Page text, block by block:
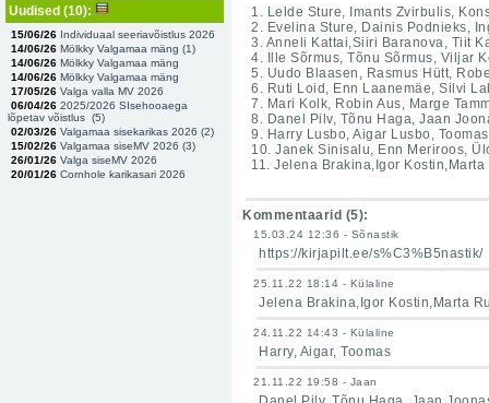
Uudised (10):
15/06/26 Individuaal seeriavõistlus 2026
14/06/26 Mölkky Valgamaa mäng (1)
14/06/26 Mölkky Valgamaa mäng
14/06/26 Mölkky Valgamaa mäng
17/05/26 Valga valla MV 2026
06/04/26 2025/2026 SIsehooaega
lõpetav võistlus (5)
02/03/26 Valgamaa sisekarikas 2026 (2)
15/02/26 Valgamaa siseMV 2026 (3)
26/01/26 Valga siseMV 2026
20/01/26 Cornhole karikasari 2026
1. Lelde Sture, Imants Zvirbulis,
2. Evelina Sture, Dainis Podnieks,
3. Anneli Kattai,Siiri Baranova, Tiit
4. Ille Sõrmus, Tõnu Sõrmus, Viljar
5. Uudo Blaasen, Rasmus Hütt,
6. Ruti Loid, Enn Laanemäe, Silvi
7. Mari Kolk, Robin Aus, Marge
8. Danel Pilv, Tõnu Haga, Jaan
9. Harry Lusbo, Aigar Lusbo,
10. Janek Sinisalu, Enn Meriroos,
11. Jelena Brakina,Igor Kostin,Marta
Kommentaarid (5):
15.03.24 12:36 - Sõnastik
https://kirjapilt.ee/s%C3%B5nastik/
25.11.22 18:14 - Külaline
Jelena Brakina,Igor Kostin,Marta
24.11.22 14:43 - Külaline
Harry, Aigar, Toomas
21.11.22 19:58 - Jaan